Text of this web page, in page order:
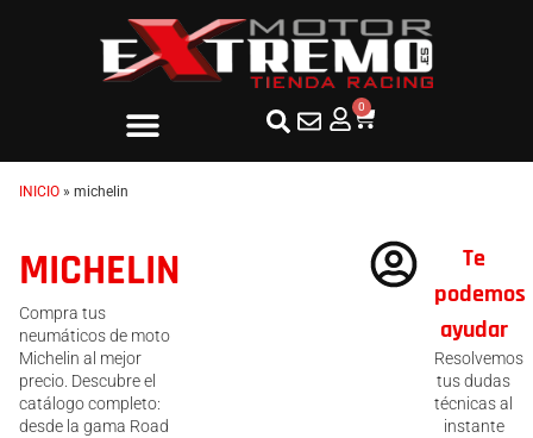
0
INICIO » michelin
MICHELIN
Compra tus
neumáticos de moto
Michelin al mejor
precio. Descubre el
catálogo completo:
desde la gama Road
Te
podemos
ayudar
Resolvemos
tus dudas
técnicas al
instante